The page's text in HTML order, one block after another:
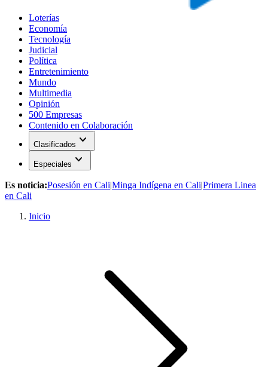
Loterías
Economía
Tecnología
Judicial
Política
Entretenimiento
Mundo
Multimedia
Opinión
500 Empresas
Contenido en Colaboración
Clasificados expand_more
Especiales expand_more
Es noticia:Posesión en Cali|Minga Indígena en Cali|Primera Linea
en Cali
Inicio